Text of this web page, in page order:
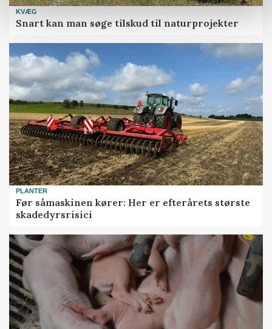
KVÆG
Snart kan man søge tilskud til naturprojekter
PLANTER
Før såmaskinen kører: Her er efterårets største
skadedyrsrisici